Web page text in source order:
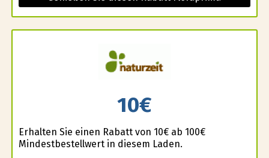
10€
Erhalten Sie einen Rabatt von 10€ ab 100€
Mindestbestellwert in diesem Laden.